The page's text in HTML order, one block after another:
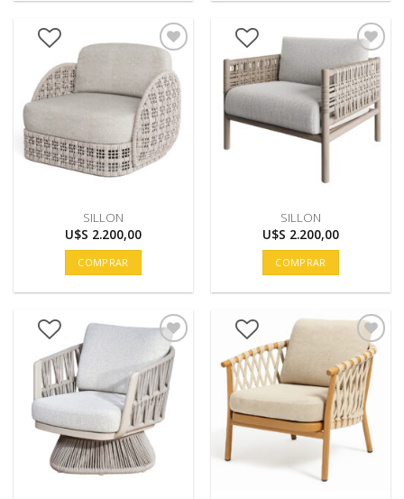
SILLON
U$S 2.200,00
COMPRAR
SILLON
U$S 2.200,00
COMPRAR